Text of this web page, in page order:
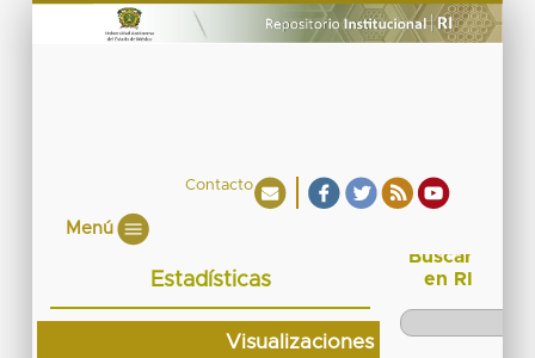
Contacto
Menú
Estadísticas
Visualizaciones
Buscar
en RI